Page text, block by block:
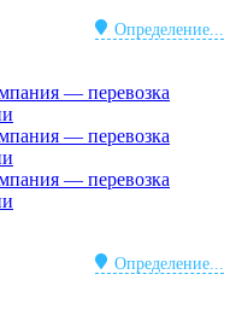
Определение...
Определение...